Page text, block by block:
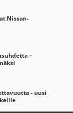
Nissan-
–
- uusi